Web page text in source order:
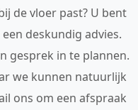
de vloer past? U bent
deskundig advies.
gesprek in te plannen.
we kunnen natuurlijk
ons om een afspraak